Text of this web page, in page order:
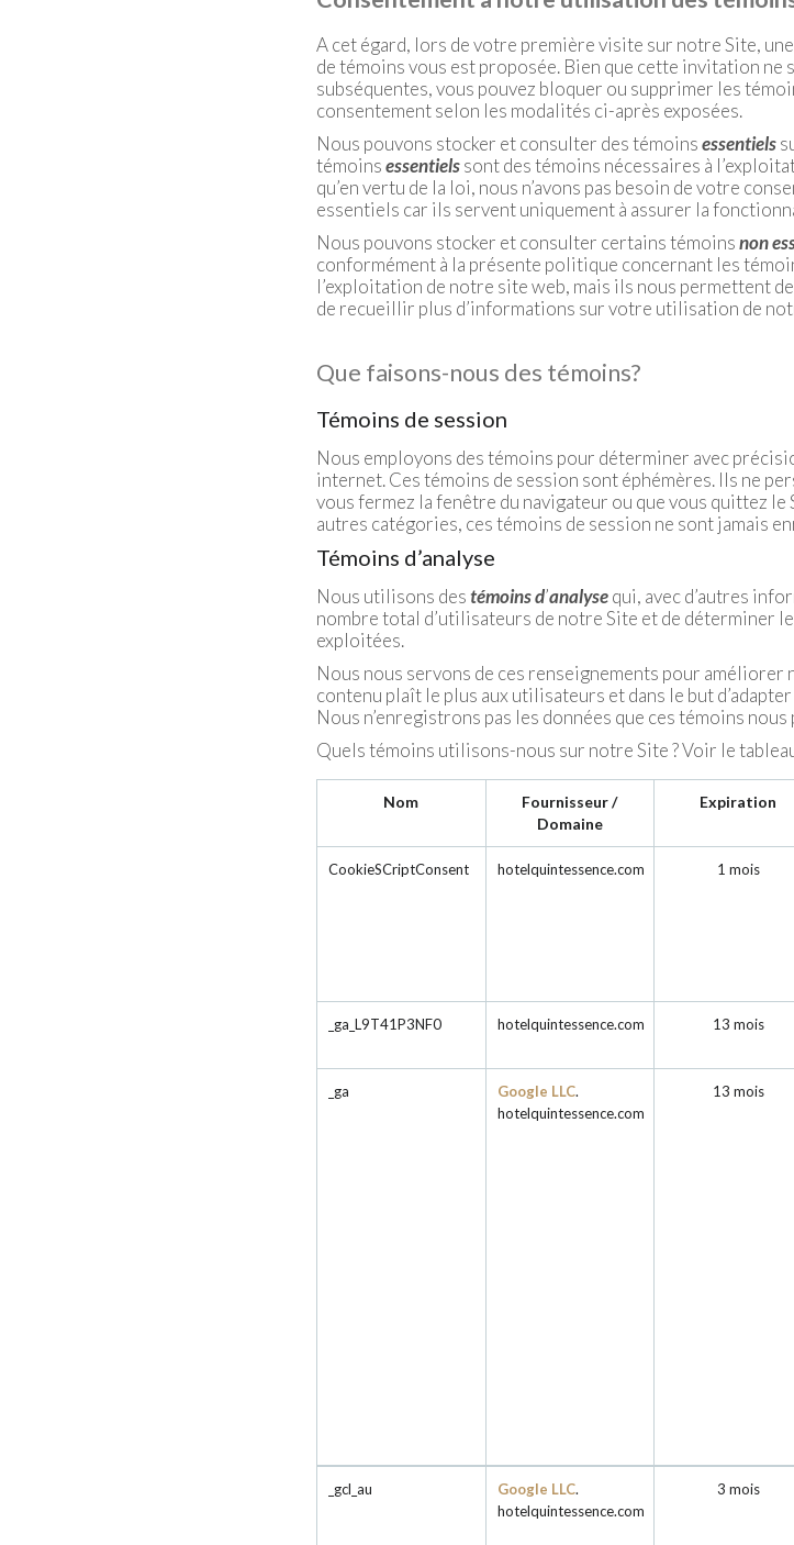
A cet égard, lors de votre première visite sur notre Site,
de témoins vous est proposée. Bien que cette invitation ne
subséquentes, vous pouvez bloquer ou supprimer les
consentement selon les modalités ci-après exposées.
Nous pouvons stocker et consulter des témoinsessentiels
témoinsessentielssont des témoins nécessaires à
qu’en vertu de la loi, nous n’avons pas besoin de votre
essentiels car ils servent uniquement à assurer la
Nous pouvons stocker et consulter certains témoinsnon
conformément à la présente politique concernant les
l’exploitation de notre site web, mais ils nous permettent
de recueillir plus d’informations sur votre utilisation de
Que faisons-nous des témoins?
Témoins de session
Nous employons des témoins pour déterminer avec
internet. Ces témoins de session sont éphémères. Ils ne
vous fermez la fenêtre du navigateur ou que vous quittez
autres catégories, ces témoins de session ne sont jamais
Témoins d’analyse
Nous utilisons destémoins d’analysequi, avec d’autres
nombre total d’utilisateurs de notre Site et de déterminer
exploitées.
Nous nous servons de ces renseignements pour améliorer
contenu plaît le plus aux utilisateurs et dans le but
Nous n’enregistrons pas les données que ces témoins
Quels témoins utilisons-nous sur notre Site ? Voir le
Nom
Fournisseur /
Domaine
Expiration
CookieSCriptConsent hotelquintessence.com 1 mois
_ga_L9T41P3NF0 hotelquintessence.com 13 mois
_ga Google LLC.
hotelquintessence.com
13 mois
_gcl_au Google LLC.
hotelquintessence.com
3 mois